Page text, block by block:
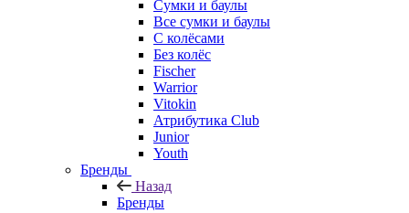
Сумки и баулы
Все сумки и баулы
С колёсами
Без колёс
Fischer
Warrior
Vitokin
Атрибутика Club
Junior
Youth
Бренды
Назад
Бренды